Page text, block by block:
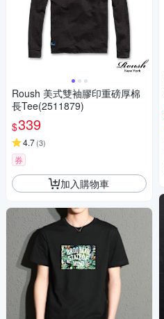
Roush 美式雙袖膠印重磅厚棉
長Tee(2511879)
$339
4.7(3)
券
加入購物車